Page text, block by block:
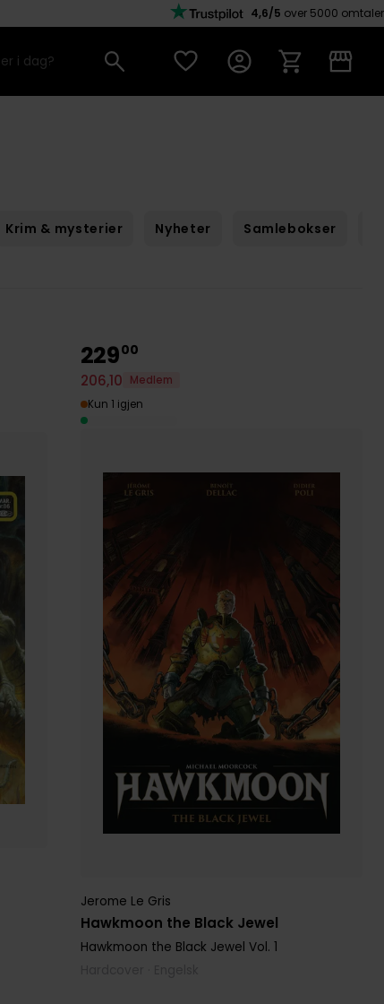
4,6/5 over 5000 omtaler
Krim & mysterier Nyheter Samlebokser
Hawkmoon the Black Jewel
Jerome Le Gris
Hawkmoon the Black Jewel Vol. 1
22900
206,10
Medlem
Kun 1 igjen